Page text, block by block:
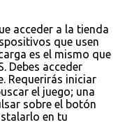
acceder a la tienda
que usen
es el mismo que
Debes acceder
Requerirás iniciar
el juego; una
sobre el botón
en tu